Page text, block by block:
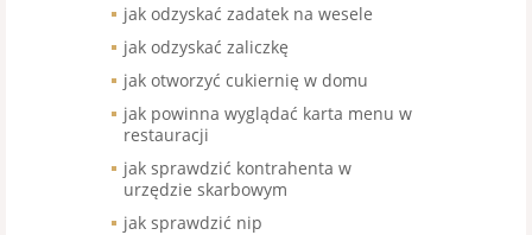
jak odzyskać zadatek na wesele
jak odzyskać zaliczkę
jak otworzyć cukiernię w domu
jak powinna wyglądać karta menu w
restauracji
jak sprawdzić kontrahenta w
urzędzie skarbowym
jak sprawdzić nip